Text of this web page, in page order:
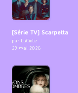
[Série TV] Scarpetta
par LuCioLe
29 mai 2026